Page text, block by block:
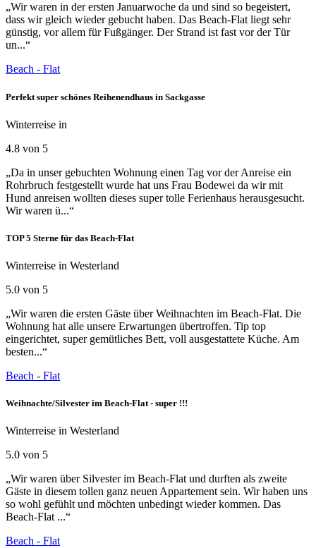
„Wir waren in der ersten Januarwoche da und sind so begeistert,
dass wir gleich wieder gebucht haben. Das Beach-Flat liegt sehr
günstig, vor allem für Fußgänger. Der Strand ist fast vor der Tür
un...“
Beach - Flat
Perfekt super schönes Reihenendhaus in Sackgasse
Winterreise in
4.8 von 5
„Da in unser gebuchten Wohnung einen Tag vor der Anreise ein
Rohrbruch festgestellt wurde hat uns Frau Bodewei da wir mit
Hund anreisen wollten dieses super tolle Ferienhaus herausgesucht.
Wir waren ü...“
TOP 5 Sterne für das Beach-Flat
Winterreise in Westerland
5.0 von 5
„Wir waren die ersten Gäste über Weihnachten im Beach-Flat. Die
Wohnung hat alle unsere Erwartungen übertroffen. Tip top
eingerichtet, super gemütliches Bett, voll ausgestattete Küche. Am
besten...“
Beach - Flat
Weihnachte/Silvester im Beach-Flat - super !!!
Winterreise in Westerland
5.0 von 5
„Wir waren über Silvester im Beach-Flat und durften als zweite
Gäste in diesem tollen ganz neuen Appartement sein. Wir haben uns
so wohl gefühlt und möchten unbedingt wieder kommen. Das
Beach-Flat ...“
Beach - Flat